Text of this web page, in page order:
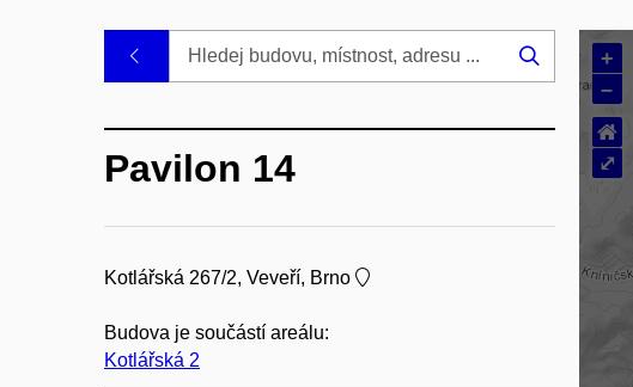
Budovy
místnosti
+
–
⌂
⤢
Hledej
Pavilon 14
Kotlářská 267/2, Veveří, Brno
Budova je součástí areálu:
Kotlářská 2